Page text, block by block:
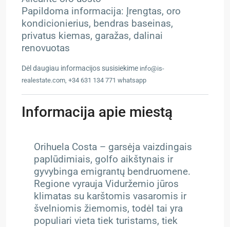
Papildoma informacija: Įrengtas, oro
kondicionierius, bendras baseinas,
privatus kiemas, garažas, dalinai
renovuotas
Dėl daugiau informacijos susisiekime info@is-
realestate.com, +34 631 134 771 whatsapp
Informacija apie miestą
Orihuela Costa – garsėja vaizdingais
paplūdimiais, golfo aikštynais ir
gyvybinga emigrantų bendruomene.
Regione vyrauja Viduržemio jūros
klimatas su karštomis vasaromis ir
švelniomis žiemomis, todėl tai yra
populiari vieta tiek turistams, tiek